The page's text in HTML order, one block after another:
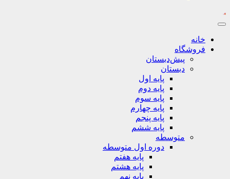
خانه
فروشگاه
پیش‌دبستان
دبستان
پایه اول
پایه دوم
پایه سوم
پایه چهارم
پایه پنجم
پایه ششم
متوسطه
دوره اول متوسطه
پایه هفتم
پایه هشتم
پایه نهم